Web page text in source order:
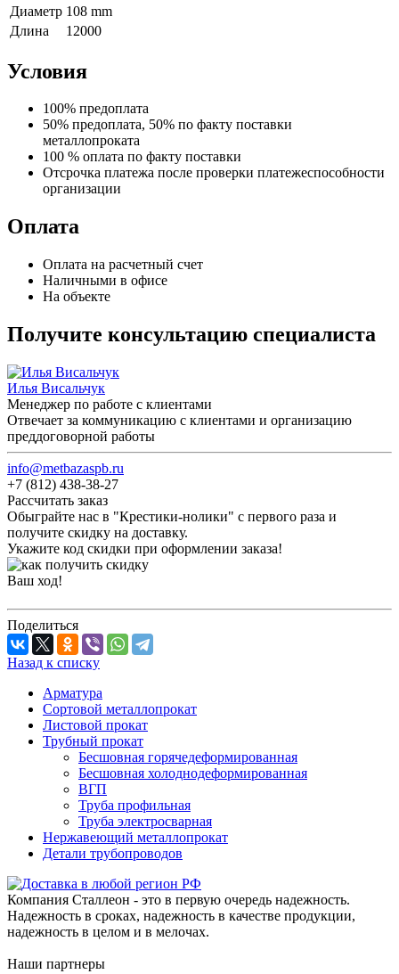
Диаметр 108 mm
Длина
12000
Условия
100% предоплата
50% предоплата, 50% по факту поставки
металлопроката
100 % оплата по факту поставки
Отсрочка платежа после проверки платежеспособности
организации
Оплата
Оплата на расчетный счет
Наличными в офисе
На объекте
Получите консультацию специалиста
Илья Висальчук
Менеджер по работе с клиентами
Отвечает за коммуникацию с клиентами и организацию
преддоговорной работы
info@metbazaspb.ru
+7 (812) 438-38-27
Рассчитать заказ
Обыграйте нас в "Крестики-нолики" с первого раза и
получите скидку на доставку.
Укажите код скидки при оформлении заказа!
Ваш ход!
Поделиться
Назад к списку
Арматура
Сортовой металлопрокат
Листовой прокат
Трубный прокат
Бесшовная горячедеформированная
Бесшовная холоднодеформированная
ВГП
Труба профильная
Труба электросварная
Нержавеющий металлопрокат
Детали трубопроводов
Компания Сталлеон - это в первую очередь надежность.
Надежность в сроках, надежность в качестве продукции,
надежность в целом и в мелочах.
Наши партнеры